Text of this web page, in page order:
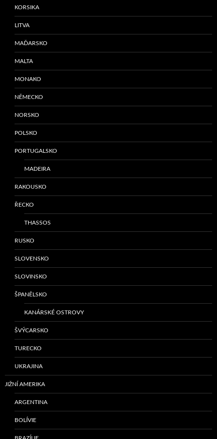
KORSIKA
LITVA
MAĎARSKO
MALTA
MONAKO
NĚMECKO
NORSKO
POLSKO
PORTUGALSKO
MADEIRA
RAKOUSKO
ŘECKO
THASSOS
RUSKO
SLOVENSKO
SLOVINSKO
ŠPANĚLSKO
KANÁRSKÉ OSTROVY
ŠVÝCARSKO
TURECKO
UKRAJINA
JIŽNÍ AMERIKA
ARGENTINA
BOLÍVIE
BRAZÍLIE